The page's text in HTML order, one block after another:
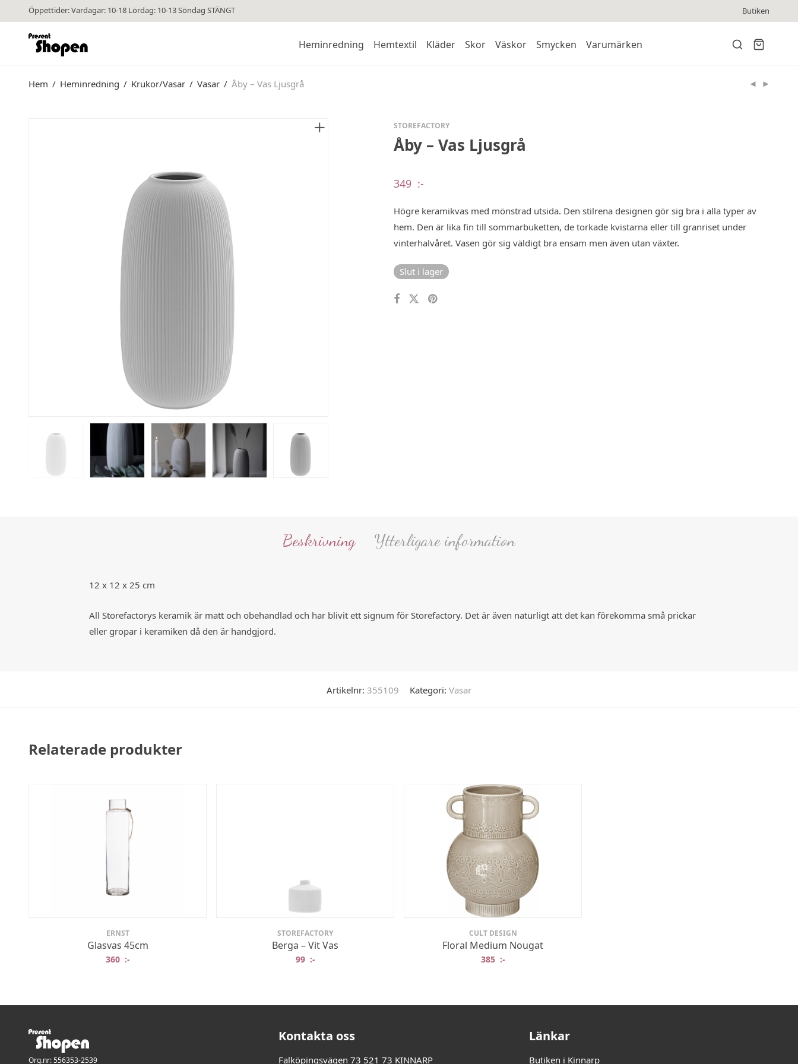
Öppettider: Vardagar: 10-18 Lördag: 10-13 Söndag STÄNGT Butiken
Heminredning Hemtextil Kläder Skor Väskor Smycken Varumärken
Hem / Heminredning / Krukor/Vasar / Vasar / Åby – Vas Ljusgrå
STOREFACTORY
Åby – Vas Ljusgrå
349 :-
Högre keramikvas med mönstrad utsida. Den stilrena designen gör sig bra i alla typer av
hem. Den är lika fin till sommarbuketten, de torkade kvistarna eller till granriset under
vinterhalvåret. Vasen gör sig väldigt bra ensam men även utan växter.
Slut i lager
Beskrivning Ytterligare information
12 x 12 x 25 cm
All Storefactorys keramik är matt och obehandlad och har blivit ett signum för Storefactory. Det är även naturligt att det kan förekomma små prickar
eller gropar i keramiken då den är handgjord.
Artikelnr: 355109 Kategori: Vasar
Relaterade produkter
ERNST
Glasvas 45cm
360 :-
STOREFACTORY
Berga – Vit Vas
99 :-
CULT DESIGN
Floral Medium Nougat
385 :-
Org.nr: 556353-2539
Kontakta oss
Falköpingsvägen 73 521 73 KINNARP
Länkar
Butiken i Kinnarp